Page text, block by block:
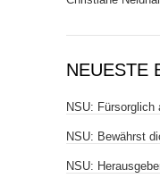
NEUESTE
NSU: Fürsorglich
NSU: Bewährst
NSU: